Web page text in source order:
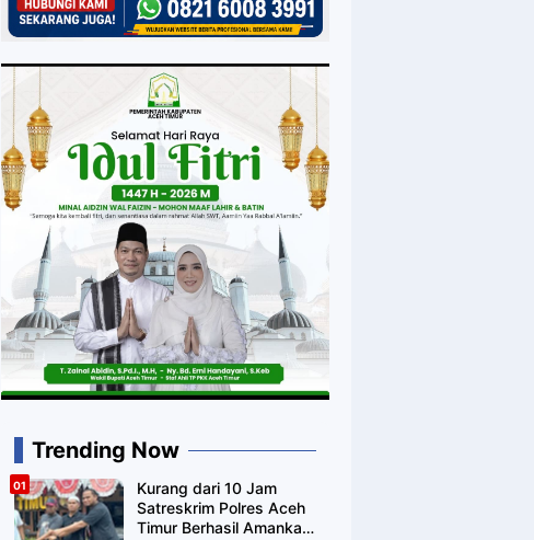
Trending Now
Kurang dari 10 Jam
Satreskrim Polres Aceh
Timur Berhasil Amankan